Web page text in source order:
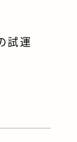
試運